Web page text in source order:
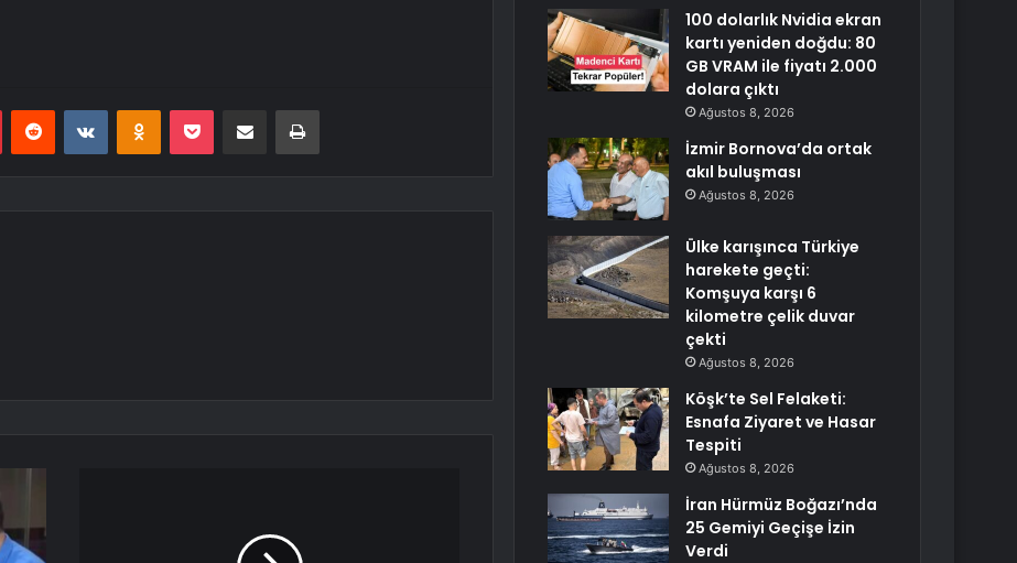
PinterestReddit VKontakteOdnoklassniki
Pocket E-Posta ile paylaş Yazdır
100 dolarlık Nvidia ekran
kartı yeniden doğdu: 80
GB VRAM ile fiyatı 2.000
dolara çıktı
Ağustos 8, 2026
İzmir Bornova’da ortak
akıl buluşması
Ağustos 8, 2026
Ülke karışınca Türkiye
harekete geçti:
Komşuya karşı 6
kilometre çelik duvar
çekti
Ağustos 8, 2026
Köşk’te Sel Felaketi:
Esnafa Ziyaret ve Hasar
Tespiti
Ağustos 8, 2026
İran Hürmüz Boğazı’nda
25 Gemiyi Geçişe İzin
Verdi